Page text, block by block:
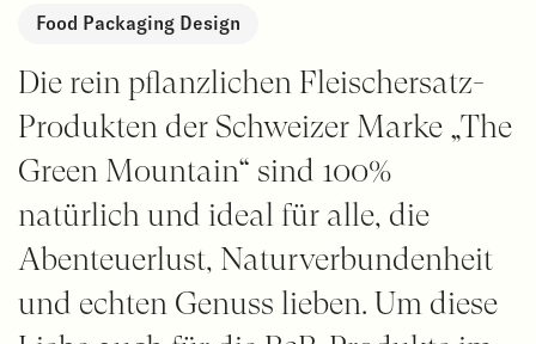
Food Packaging Design
Die rein pflanzlichen Fleischersatz-
Produkten der Schweizer Marke „The
Green Mountain“ sind 100%
natürlich und ideal für alle, die
Abenteuerlust, Naturverbundenheit
und echten Genuss lieben. Um diese